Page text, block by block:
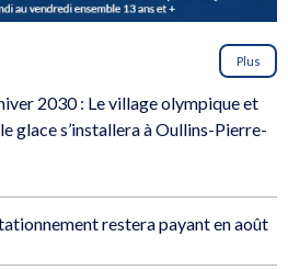
Plus
2030 : Le village olympique et
glace s’installera à Oullins-Pierre-
restera payant en août